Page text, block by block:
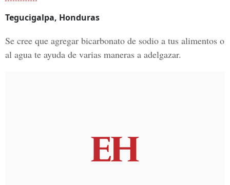
Tegucigalpa, Honduras
Se cree que agregar bicarbonato de sodio a tus alimentos o
al agua te ayuda de varias maneras a adelgazar.